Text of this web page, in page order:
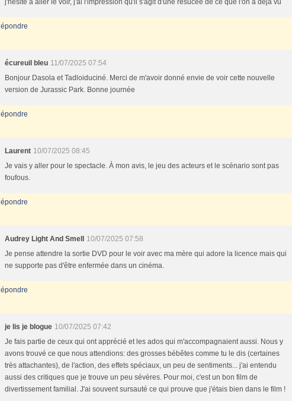
j'hésite à aller le voir, j'ai l'impression qu'il s'agit d'une resucée de ce que l'on a déjà vu
écureuil bleu 11/07/2025 07:54
Bonjour Dasola et Tadloiduciné. Merci de m'avoir donné envie de voir cette nouvelle
version de Jurassic Park. Bonne journée
Laurent 10/07/2025 08:45
Je vais y aller pour le spectacle. À mon avis, le jeu des acteurs et le scénario sont pas
foufous.
Audrey Light And Smell
10/07/2025 07:58
Je pense attendre la sortie DVD pour le voir avec ma mère qui adore la licence mais qui
ne supporte pas d'être enfermée dans un cinéma.
je lis je blogue 10/07/2025 07:42
Je fais partie de ceux qui ont apprécié et les ados qui m'accompagnaient aussi. Nous y
avons trouvé ce que nous attendions: des grosses bébêtes comme tu le dis (certaines
très attachantes), de l'action, des effets spéciaux, un peu de sentiments... j'ai entendu
aussi des critiques que je trouve un peu sévères. Pour moi, c'est un bon film de
divertissement familial. J'ai souvent sursauté ce qui prouve que j'étais bien dans le film !